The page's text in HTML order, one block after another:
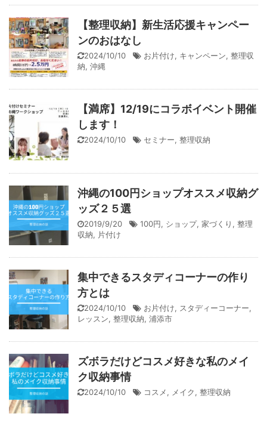
【整理収納】新生活応援キャンペー
ンのおはなし
2024/10/10 お片付け, キャンペーン, 整理収
納, 沖縄
【満席】12/19にコラボイベント開催
します！
2024/10/10 セミナー, 整理収納
沖縄の100円ショップオススメ収納グ
ッズ２５選
2019/9/20 100円, ショップ, 家づくり , 整理
収納, 片付け
集中できるスタディコーナーの作り
方とは
2024/10/10 お片付け, スタディーコーナー,
レッスン, 整理収納, 浦添市
ズボラだけどコスメ好きな私のメイ
ク収納事情
2024/10/10 コスメ, メイク, 整理収納